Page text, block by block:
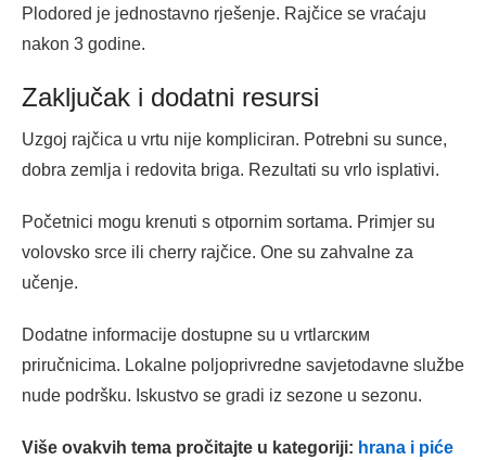
Plodored je jednostavno rješenje. Rajčice se vraćaju
nakon 3 godine.
Zaključak i dodatni resursi
Uzgoj rajčica u vrtu nije kompliciran. Potrebni su sunce,
dobra zemlja i redovita briga. Rezultati su vrlo isplativi.
Početnici mogu krenuti s otpornim sortama. Primjer su
volovsko srce ili cherry rajčice. One su zahvalne za
učenje.
Dodatne informacije dostupne su u vrtlarским
priručnicima. Lokalne poljoprivredne savjetodavne službe
nude podršku. Iskustvo se gradi iz sezone u sezonu.
Više ovakvih tema pročitajte u kategoriji: hrana i piće